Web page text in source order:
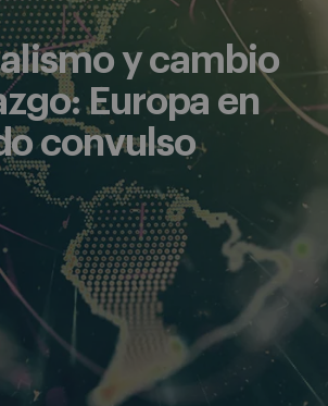
y cambio
Europa en
convulso